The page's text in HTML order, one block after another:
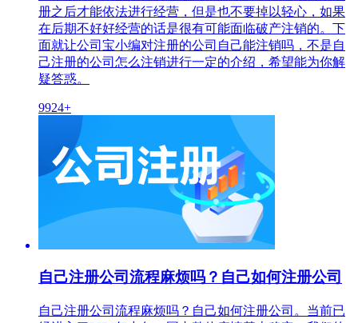
册之后才能依法进行经营，但是也不要掉以轻心，如果
在后期不好好经营的话是很有可能面临破产注销的。下
面就让公司宝小编对注册的公司自己能注销吗，不是自
己注册的公司怎么注销进行一定的介绍，希望能为你解
疑答惑。
9924+
自己注册公司流程麻烦吗？自己如何注册公司
自己注册公司流程麻烦吗？自己如何注册公司。当前已